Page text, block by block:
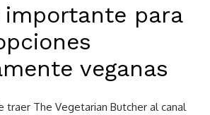
importante para
veganas
traer The Vegetarian Butcher al canal